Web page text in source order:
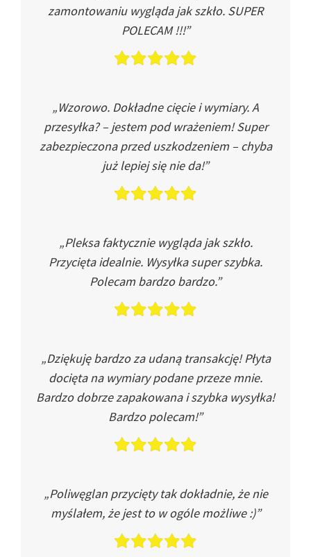
zamontowaniu wygląda jak szkło. SUPER
POLECAM !!!”
„Wzorowo. Dokładne cięcie i wymiary. A
przesyłka? – jestem pod wrażeniem! Super
zabezpieczona przed uszkodzeniem – chyba
już lepiej się nie da!”
„Pleksa faktycznie wygląda jak szkło.
Przycięta idealnie. Wysyłka super szybka.
Polecam bardzo bardzo.”
„Dziękuję bardzo za udaną transakcję! Płyta
docięta na wymiary podane przeze mnie.
Bardzo dobrze zapakowana i szybka wysyłka!
Bardzo polecam!”
„Poliwęglan przycięty tak dokładnie, że nie
myślałem, że jest to w ogóle możliwe :)”